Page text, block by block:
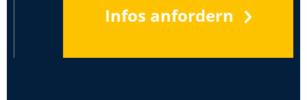
Infos anfordern